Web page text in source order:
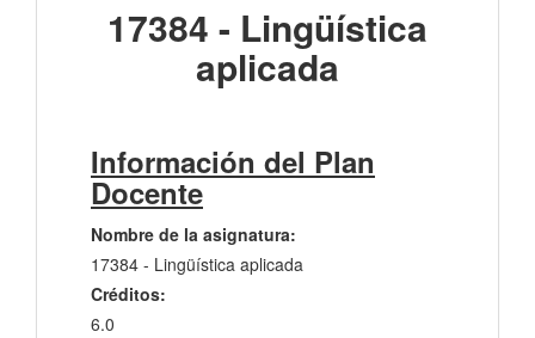
17384 - Lingüística
aplicada
Información del Plan
Docente
Nombre de la asignatura:
17384 - Lingüística aplicada
Créditos:
6.0